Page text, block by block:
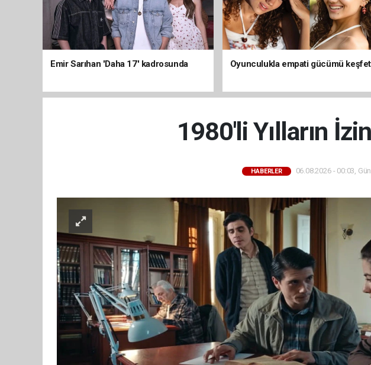
Emir Sarıhan 'Daha 17' kadrosunda Oyunculukla empati gücümü
1980'li Yılların
HABERLER 06.08.2026 - 00:03,